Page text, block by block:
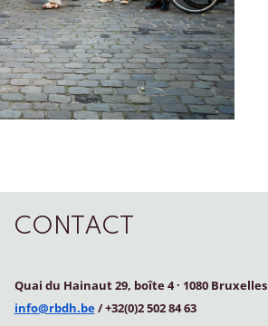
CONTACT
Quai du Hainaut 29, boîte 4· 1080 Bruxelles
info@rbdh.be/ +32(0)2 502 84 63